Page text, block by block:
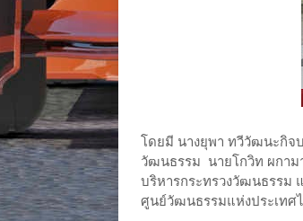
โดยมี นางยุพา ทวีวัฒนะกิจ
วัฒนธรรม นายโกวิท ผกา
บริหารกระทรวงวัฒนธรรม
ศูนย์วัฒนธรรมแห่งประเทศ